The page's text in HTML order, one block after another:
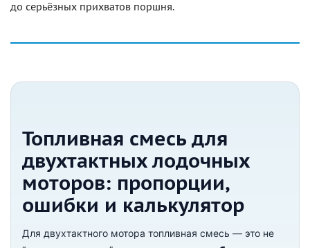
до серьёзных прихватов поршня.
Топливная смесь для
двухтактных лодочных
моторов: пропорции,
ошибки и калькулятор
Для двухтактного мотора топливная смесь — это не